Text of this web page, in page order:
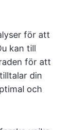
för att
kan till
för att
din
och